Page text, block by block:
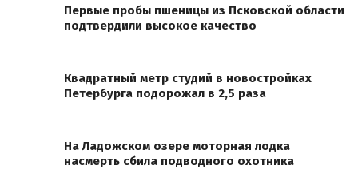
Первые пробы пшеницы из Псковской области
подтвердили высокое качество
Квадратный метр студий в новостройках
Петербурга подорожал в 2,5 раза
На Ладожском озере моторная лодка
насмерть сбила подводного охотника